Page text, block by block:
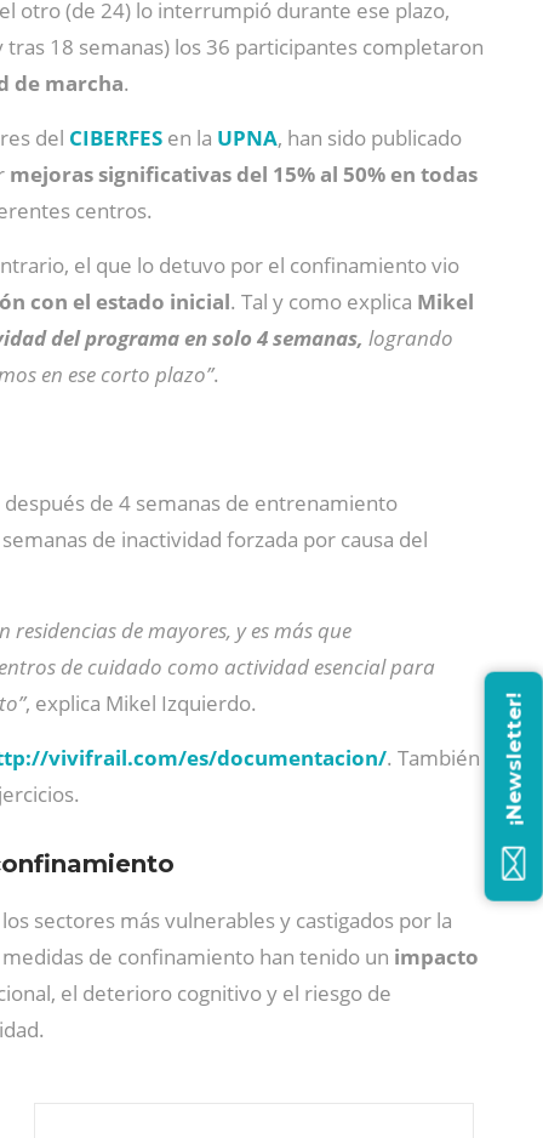
otro (de 24) lo interrumpió durante ese plazo,
18 semanas) los 36 participantes completaron
de marcha.
del CIBERFES en la UPNA, han sido publicado
mejoras significativas del 15% al 50% en todas
centros.
el que lo detuvo por el confinamiento vio
con el estado inicial. Tal y como explica Mikel
del programa en solo 4 semanas, logrando
en ese corto plazo”.
de 4 semanas de entrenamiento
de inactividad forzada por causa del
de mayores, y es más que
de cuidado como actividad esencial para
, explica Mikel Izquierdo.
vivifrail.com/es/documentacion/. También
sectores más vulnerables y castigados por la
de confinamiento han tenido un impacto
el deterioro cognitivo y el riesgo de
¡Newsletter!